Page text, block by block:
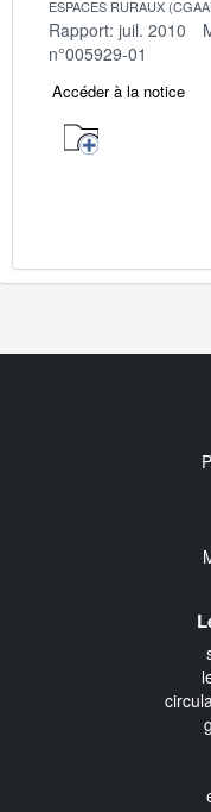
ESPACES RURAUX
Rapport: juil. 2010
n°005929-01
Accéder à la notice